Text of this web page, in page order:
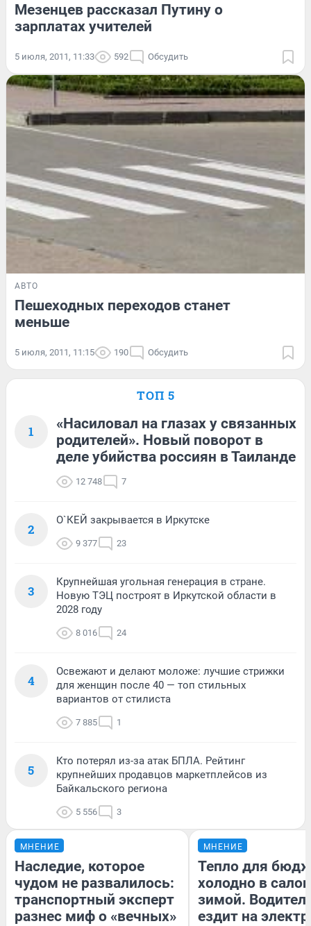
Мезенцев рассказал Путину о
зарплатах учителей
5 июля, 2011, 11:33 592 Обсудить
АВТО
Пешеходных переходов станет
меньше
5 июля, 2011, 11:15 190 Обсудить
ТОП 5
1
«Насиловал на глазах у связанных
родителей». Новый поворот в
деле убийства россиян в Таиланде
12 748 7
2
О`КЕЙ закрывается в Иркутске
9 377 23
3
Крупнейшая угольная генерация в стране.
Новую ТЭЦ построят в Иркутской области в
2028 году
8 016 24
4
Освежают и делают моложе: лучшие стрижки
для женщин после 40 — топ стильных
вариантов от стилиста
7 885 1
5
Кто потерял из-за атак БПЛА. Рейтинг
крупнейших продавцов маркетплейсов из
Байкальского региона
5 556 3
МНЕНИЕ
Наследие, которое
чудом не развалилось:
транспортный эксперт
разнес миф о «вечных»
МНЕНИЕ
Тепло для
холодно в
зимой.
ездит на